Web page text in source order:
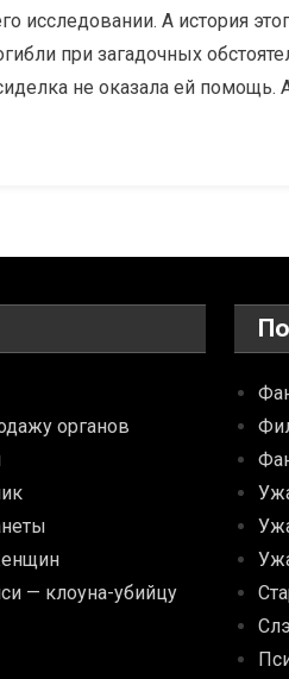
исследовании. А история
при загадочных
не оказала ей
органов
— клоуна-убийцу